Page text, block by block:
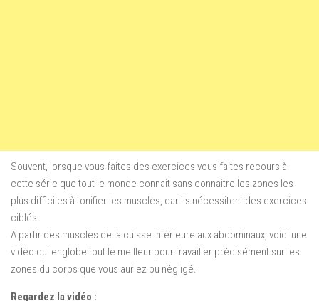
Souvent, lorsque vous faites des exercices vous faites recours à
cette série que tout le monde connait sans connaitre les zones les
plus difficiles à tonifier les muscles, car ils nécessitent des exercices
ciblés.
A partir des muscles de la cuisse intérieure aux abdominaux, voici une
vidéo qui englobe tout le meilleur pour travailler précisément sur les
zones du corps que vous auriez pu négligé.
Regardez la vidéo :